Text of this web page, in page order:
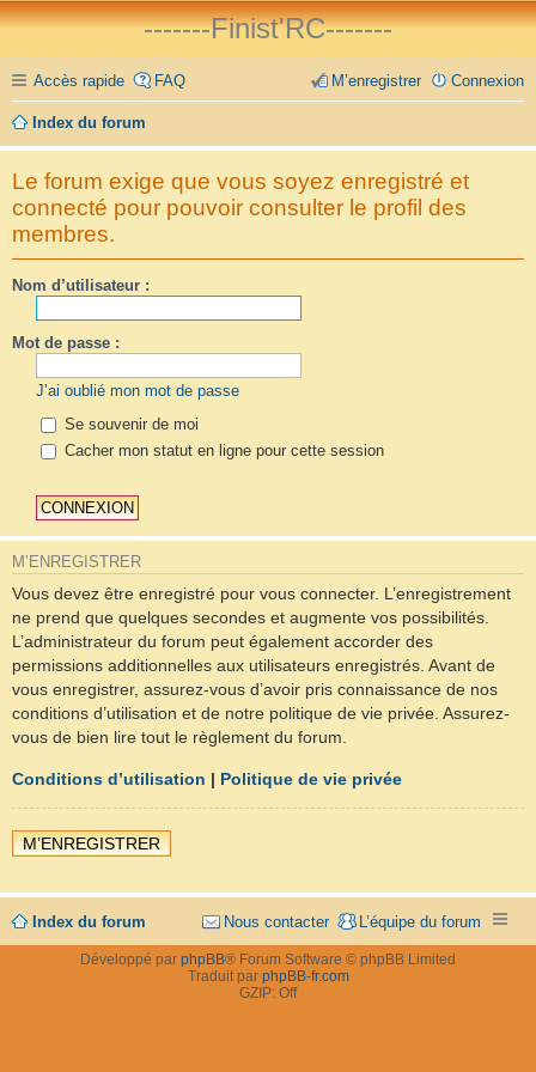
-------Finist'RC-------
Accès rapide FAQ Connexion
M’enregistrer
Index du forum
Le forum exige que vous soyez enregistré et
connecté pour pouvoir consulter le profil des
membres.
Nom d’utilisateur :
Mot de passe :
J’ai oublié mon mot de passe
Se souvenir de moi
Cacher mon statut en ligne pour cette session
M’ENREGISTRER
Vous devez être enregistré pour vous connecter. L’enregistrement
ne prend que quelques secondes et augmente vos possibilités.
L’administrateur du forum peut également accorder des
permissions additionnelles aux utilisateurs enregistrés. Avant de
vous enregistrer, assurez-vous d’avoir pris connaissance de nos
conditions d’utilisation et de notre politique de vie privée. Assurez-
vous de bien lire tout le règlement du forum.
Conditions d’utilisation | Politique de vie privée
M’ENREGISTRER
Index du forum L’équipe du forum
Nous contacter
Développé par phpBB® Forum Software © phpBB Limited
Traduit par phpBB-fr.com
GZIP: Off